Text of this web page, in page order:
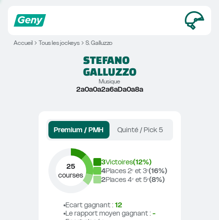
Accueil Tous les jockeys S. Galluzzo
STEFANO
GALLUZZO
Musique
2a0a0a2a6aDa0a8a
Premium / PMH Quinté / Pick 5
25
courses
3Victoires(12%)
4Places 2ᵉ et 3ᵉ(16%)
2Places 4ᵉ et 5ᵉ(8%)
Ecart gagnant : 12
Le rapport moyen gagnant : -